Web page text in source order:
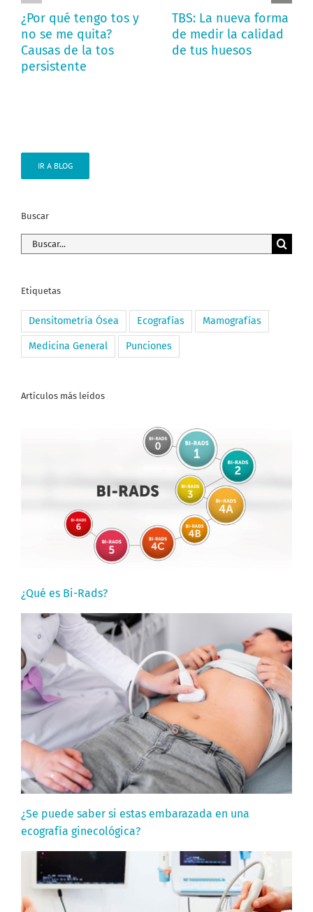
¿Por qué tengo tos y
no se me quita?
Causas de la tos
persistente
TBS: La nueva forma
de medir la calidad
de tus huesos
IR A BLOG
Buscar
Buscar:
Etiquetas
Densitometría Ósea Ecografías Mamografías
Medicina General Punciones
Artículos más leídos
¿Qué es Bi-Rads?
¿Se puede saber si estas embarazada en una
ecografía ginecológica?